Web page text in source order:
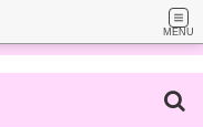
MENU